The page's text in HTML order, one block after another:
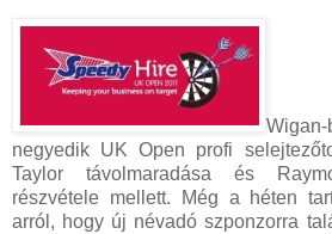
negyedik UK Open profi
Taylor távolmaradása és
részvétele mellett. Még a héten
arról, hogy új névadó szponzorra